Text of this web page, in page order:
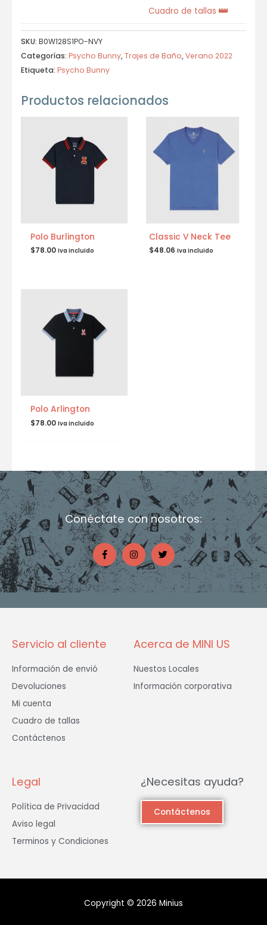
Cuadro de tallas
SKU: B0W128S1PO-NVY
Categorías: Psycho Bunny,Trajes de Baño,Verano 2022
Etiqueta: Psycho Bunny
Productos relacionados
Polo Burlington
$78.00 Iva incluido
Classic V Neck Tee
$48.06 Iva incluido
Polo Arlington
$78.00 Iva incluido
Conéctate con nosotros:
F
a
c
e
b
o
o
-
I
n
s
t
a
g
r
m
T
w
i
t
t
e
Servicio al cliente
Información de envió
Devoluciones
Mi cuenta
Cuadro de tallas
Contáctenos
Acerca de MINI US
Nuestos Locales
Información corporativa
Legal
Política de Privacidad
Aviso legal
Terminos y Condiciones
¿Necesitas ayuda?
Contáctenos
Copyright © 2026 Minius